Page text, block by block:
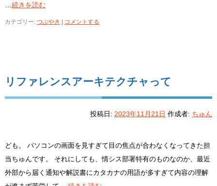
続きを読む
カテゴリー: つぶやき | コメントする
リファレンスアーキテクチャって
投稿日: 2023年11月21日 作成者: ちゅん
ども。 パソコンの画面を見すぎて目の焦点が合わなくなってきた担
当ちゅんです。 それにしても、情シス部署特有のものなのか、最近
外部から届く通知や解説書にカタカナの用語が多すぎて内容の理解